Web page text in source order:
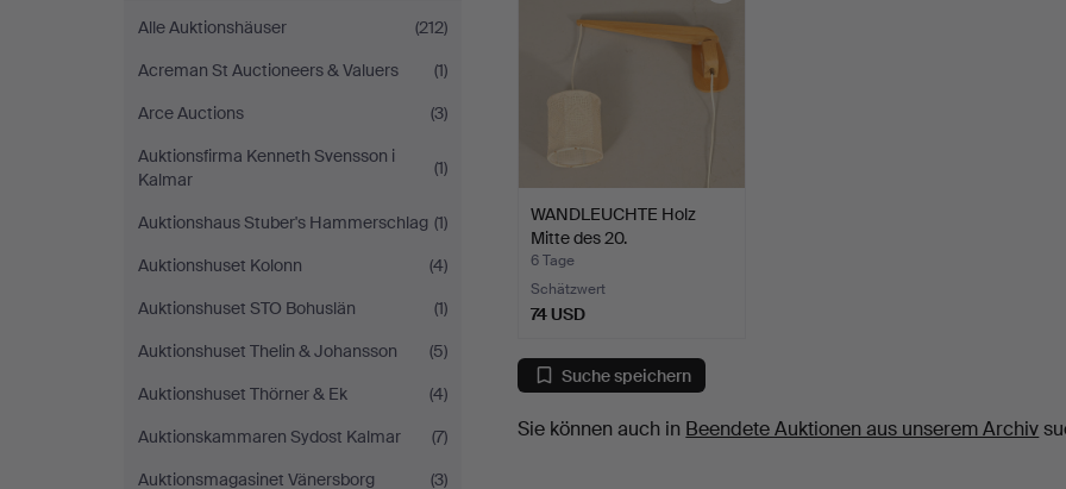
Alle Auktionshäuser
(212)
Acreman St Auctioneers & Valuers
(1)
Arce Auctions
(3)
Auktionsfirma Kenneth Svensson i
Kalmar
(1)
Auktionshaus Stuber's Hammerschlag (1)
Auktionshuset Kolonn
(4)
Auktionshuset STO Bohuslän
(1)
Auktionshuset Thelin & Johansson
(5)
Auktionshuset Thörner & Ek
(4)
Auktionskammaren Sydost Kalmar
(7)
Auktionsmagasinet Vänersborg
(3)
WANDLEUCHTE Holz
Mitte des 20.
Jahrhundert…
6 Tage
Schätzwert
74 USD
Suche speichern
Sie können auch in Beendete Auktionen aus unserem Archiv